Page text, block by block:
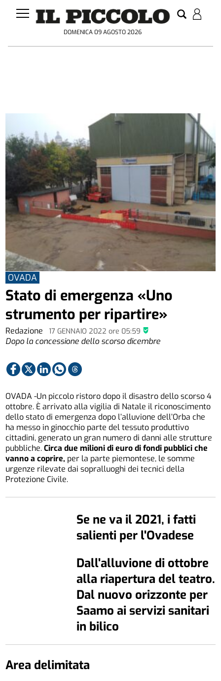
DOMENICA 09 AGOSTO 2026
Redazione 17 GENNAIO 2022ore 05:59
OVADA
Stato di emergenza «Uno
strumento per ripartire»
Dopo la concessione dello scorso dicembre
OVADA -Un piccolo ristoro dopo il disastro dello scorso 4
ottobre. È arrivato alla vigilia di Natale il riconoscimento
dello stato di emergenza dopo l’alluvione dell’Orba che
ha messo in ginocchio parte del tessuto produttivo
cittadini, generato un gran numero di danni alle strutture
pubbliche.Circa due milioni di euro di fondi pubblici che
vanno a coprire, per la parte piemontese, le somme
urgenze rilevate dai sopralluoghi dei tecnici della
Protezione Civile.
Se ne va il 2021, i fatti
salienti per l'Ovadese
Dall'alluvione di ottobre
alla riapertura del teatro.
Dal nuovo orizzonte per
Saamo ai servizi sanitari
in bilico
Area delimitata